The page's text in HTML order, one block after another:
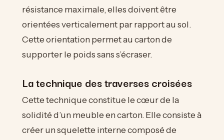
résistance maximale, elles doivent être
orientées verticalement par rapport au sol.
Cette orientation permet au carton de
supporter le poids sans s’écraser.
La technique des traverses croisées
Cette technique constitue le cœur de la
solidité d’un meuble en carton. Elle consiste à
créer un squelette interne composé de